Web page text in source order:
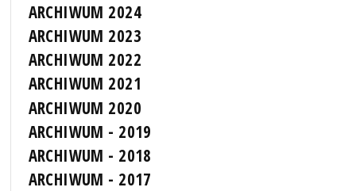
ARCHIWUM 2024
ARCHIWUM 2023
ARCHIWUM 2022
ARCHIWUM 2021
ARCHIWUM 2020
ARCHIWUM - 2019
ARCHIWUM - 2018
ARCHIWUM - 2017